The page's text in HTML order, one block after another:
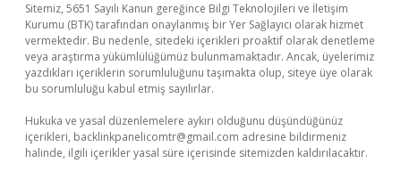
Sitemiz, 5651 Sayılı Kanun gereğince Bilgi Teknolojileri ve İletişim
Kurumu (BTK) tarafından onaylanmış bir Yer Sağlayıcı olarak hizmet
vermektedir. Bu nedenle, sitedeki içerikleri proaktif olarak denetleme
veya araştırma yükümlülüğümüz bulunmamaktadır. Ancak, üyelerimiz
yazdıkları içeriklerin sorumluluğunu taşımakta olup, siteye üye olarak
bu sorumluluğu kabul etmiş sayılırlar.
Hukuka ve yasal düzenlemelere aykırı olduğunu düşündüğünüz
içerikleri, backlinkpanelicomtr@gmail.com adresine bildirmeniz
halinde, ilgili içerikler yasal süre içerisinde sitemizden kaldırılacaktır.